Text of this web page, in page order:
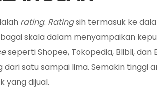
rating. Ratingsih termasuk ke
skala dalam menyampaikan
seperti Shopee, Tokopedia, Blibli, dan
satu sampai lima. Semakin tinggi
yang dijual.